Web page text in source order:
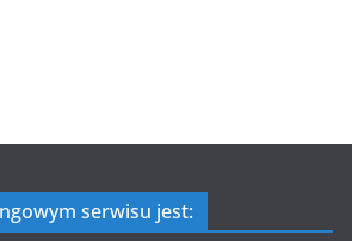
serwisu jest: